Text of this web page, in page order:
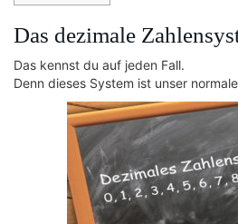
Das dezimale
Das kennst du auf jeden Fall.
Denn dieses System ist unser